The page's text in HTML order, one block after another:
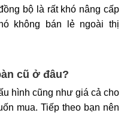
bộ là rất khó nâng cấp
không bán lẻ ngoài thị
cũ ở đâu?
hình cũng như giá cả cho
mua. Tiếp theo bạn nên